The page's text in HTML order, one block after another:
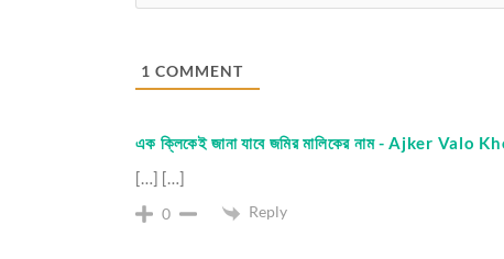
1 COMMENT
এক ক্লিকেই জানা যাবে জমির মালিকের নাম - Ajker Valo
[…] […]
0 Reply